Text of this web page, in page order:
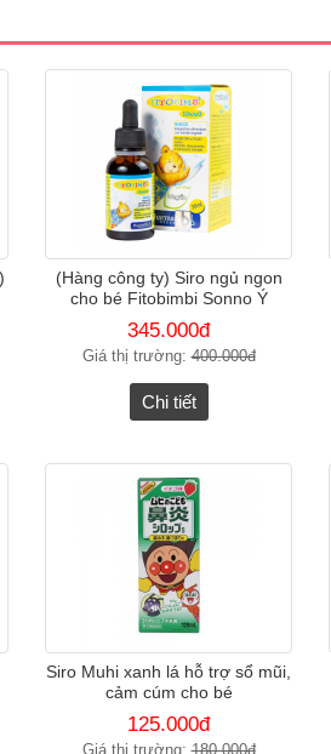
(Hàng công ty) Siro ngủ ngon
cho bé Fitobimbi Sonno Ý
345.000đ
Giá thị trường:400.000đ
Chi tiết
Siro Muhi xanh lá hỗ trợ sổ mũi,
cảm cúm cho bé
125.000đ
Giá thị trường:180.000đ